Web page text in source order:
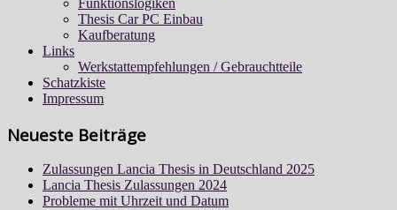
Funktionslogiken
Thesis Car PC Einbau
Kaufberatung
Links
Werkstattempfehlungen / Gebrauchtteile
Schatzkiste
Impressum
Neueste Beiträge
Zulassungen Lancia Thesis in Deutschland 2025
Lancia Thesis Zulassungen 2024
Probleme mit Uhrzeit und Datum